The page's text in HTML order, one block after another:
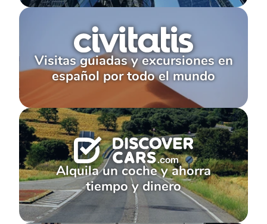
Visitas guiadas y excursiones en
español por todo el mundo
Alquila un coche y ahorra
tiempo y dinero